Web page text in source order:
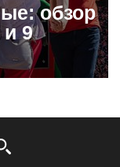
обзор
9